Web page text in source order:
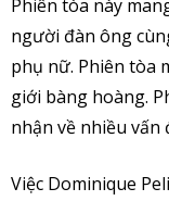
Phiên tòa này
người đàn ông
phụ nữ. Phiên tòa
giới bàng hoàng.
nhận về nhiều vấn
Việc Dominique